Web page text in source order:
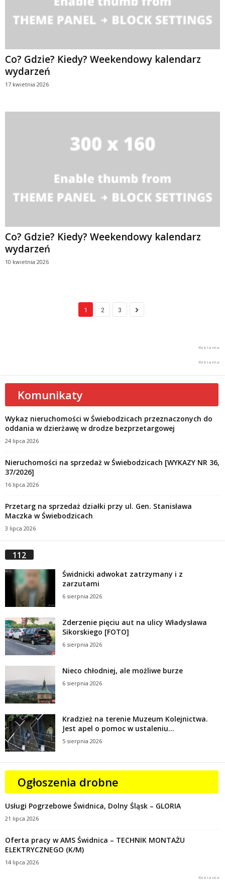
Co? Gdzie? Kiedy? Weekendowy kalendarz
wydarzeń
17 kwietnia 2026
Co? Gdzie? Kiedy? Weekendowy kalendarz
wydarzeń
10 kwietnia 2026
1 2 3
Komunikaty
Wykaz nieruchomości w Świebodzicach przeznaczonych do
oddania w dzierżawę w drodze bezprzetargowej
24 lipca 2026
Nieruchomości na sprzedaż w Świebodzicach [WYKAZY NR 36,
37/2026]
16 lipca 2026
Przetarg na sprzedaż działki przy ul. Gen. Stanisława
Maczka w Świebodzicach
3 lipca 2026
112
Świdnicki adwokat zatrzymany i z
zarzutami
6 sierpnia 2026
Zderzenie pięciu aut na ulicy Władysława
Sikorskiego [FOTO]
6 sierpnia 2026
Nieco chłodniej, ale możliwe burze
6 sierpnia 2026
Kradzież na terenie Muzeum Kolejnictwa.
Jest apel o pomoc w ustaleniu...
5 sierpnia 2026
Ogłoszenia drobne
Usługi Pogrzebowe Świdnica, Dolny Śląsk – GLORIA
21 lipca 2026
Oferta pracy w AMS Świdnica – TECHNIK MONTAŻU
ELEKTRYCZNEGO (K/M)
14 lipca 2026